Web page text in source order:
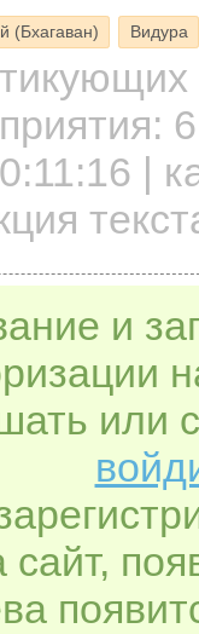
(Бхагаван) Видура
6
|
и
или
сайт,